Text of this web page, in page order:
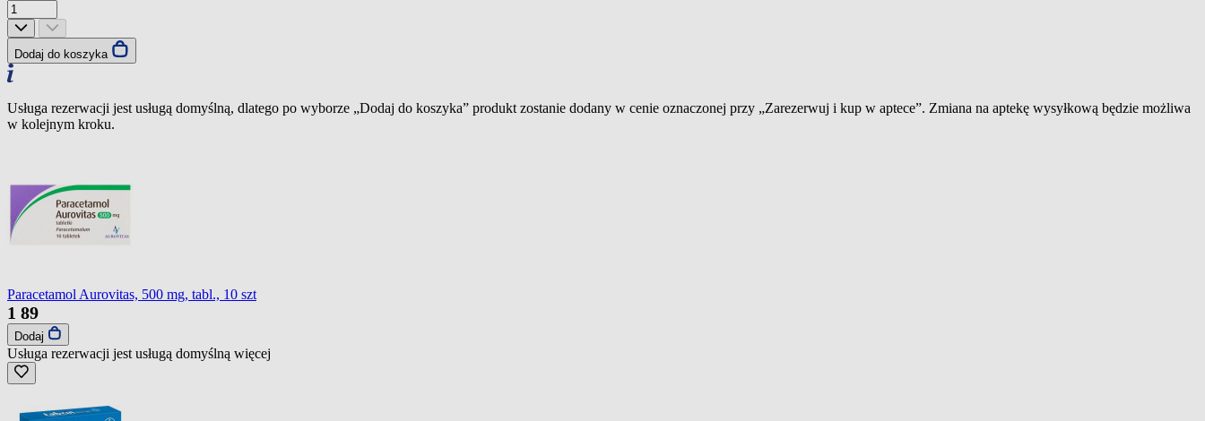
Dodaj do koszyka
Usługa rezerwacji jest usługą domyślną, dlatego po wyborze „Dodaj do koszyka” produkt zostanie dodany w cenie oznaczonej przy „Zarezerwuj i kup w aptece”. Zmiana na aptekę wysyłkową będzie możliwa
w kolejnym kroku.
Paracetamol Aurovitas, 500 mg, tabl., 10 szt
1 89
Dodaj
Usługa rezerwacji jest usługą domyślną więcej